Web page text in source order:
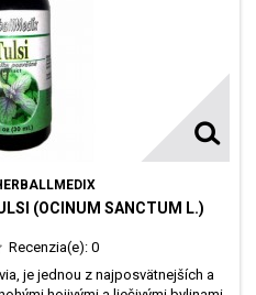
(OCINUM SANCTUM L.)
Recenzia(e): 0
je jednou z najposvätnejších a